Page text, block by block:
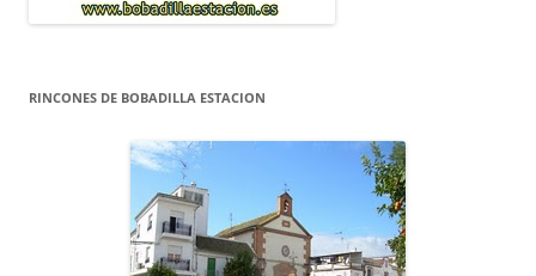
RINCONES DE BOBADILLA ESTACION